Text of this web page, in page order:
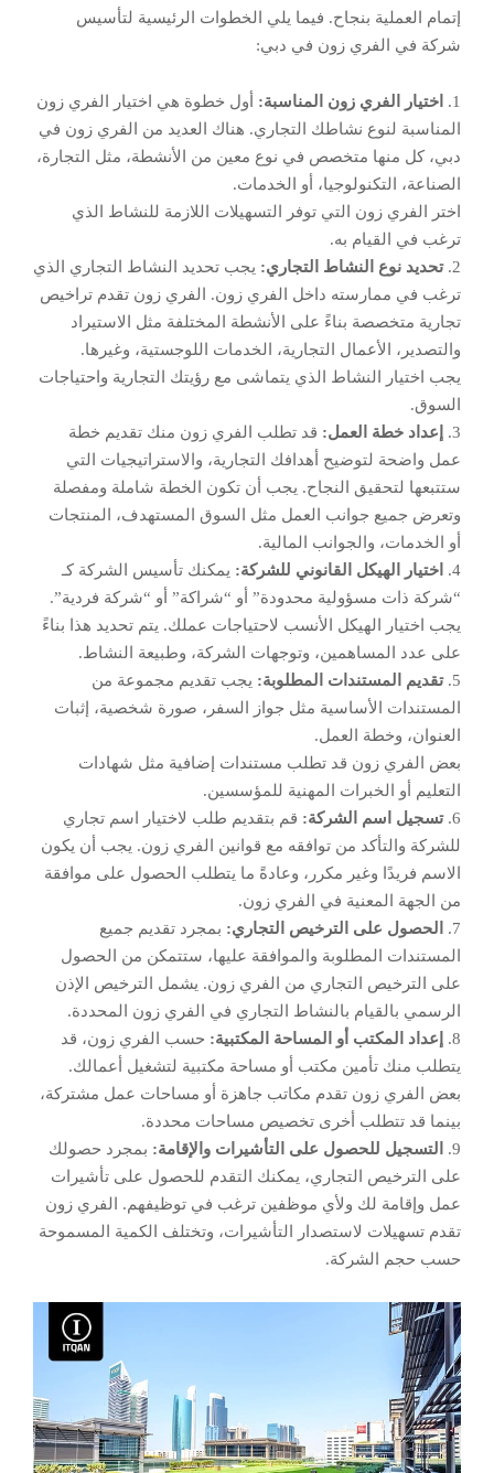
إتمام العملية بنجاح. فيما يلي الخطوات الرئيسية لتأسيس
شركة في الفري زون في دبي:
1. اختيار الفري زون المناسبة: أول خطوة هي اختيار الفري زون
المناسبة لنوع نشاطك التجاري. هناك العديد من الفري زون في
دبي، كل منها متخصص في نوع معين من الأنشطة، مثل التجارة،
الصناعة، التكنولوجيا، أو الخدمات.
اختر الفري زون التي توفر التسهيلات اللازمة للنشاط الذي
ترغب في القيام به.
2. تحديد نوع النشاط التجاري: يجب تحديد النشاط التجاري الذي
ترغب في ممارسته داخل الفري زون. الفري زون تقدم تراخيص
تجارية متخصصة بناءً على الأنشطة المختلفة مثل الاستيراد
والتصدير، الأعمال التجارية، الخدمات اللوجستية، وغيرها.
يجب اختيار النشاط الذي يتماشى مع رؤيتك التجارية واحتياجات
السوق.
3.
إعداد خطة العمل: قد تطلب الفري زون منك تقديم خطة
عمل واضحة لتوضيح أهدافك التجارية، والاستراتيجيات التي
ستتبعها لتحقيق النجاح. يجب أن تكون الخطة شاملة ومفصلة
وتعرض جميع جوانب العمل مثل السوق المستهدف، المنتجات
أو الخدمات، والجوانب المالية.
4.
اختيار الهيكل القانوني للشركة: يمكنك تأسيس الشركة كـ
“شركة ذات مسؤولية محدودة” أو “شراكة” أو “شركة فردية”.
يجب اختيار الهيكل الأنسب لاحتياجات عملك. يتم تحديد هذا بناءً
على عدد المساهمين، وتوجهات الشركة، وطبيعة النشاط.
5. تقديم المستندات المطلوبة: يجب تقديم مجموعة من
المستندات الأساسية مثل جواز السفر، صورة شخصية، إثبات
العنوان، وخطة العمل.
بعض الفري زون قد تطلب مستندات إضافية مثل شهادات
التعليم أو الخبرات المهنية للمؤسسين.
6. تسجيل اسم الشركة: قم بتقديم طلب لاختيار اسم تجاري
للشركة والتأكد من توافقه مع قوانين الفري زون. يجب أن يكون
الاسم فريدًا وغير مكرر، وعادةً ما يتطلب الحصول على موافقة
من الجهة المعنية في الفري زون.
7.
الحصول على الترخيص التجاري: بمجرد تقديم جميع
المستندات المطلوبة والموافقة عليها، ستتمكن من الحصول
على الترخيص التجاري من الفري زون. يشمل الترخيص الإذن
الرسمي بالقيام بالنشاط التجاري في الفري زون المحددة.
8.
إعداد المكتب أو المساحة المكتبية: حسب الفري زون، قد
يتطلب منك تأمين مكتب أو مساحة مكتبية لتشغيل أعمالك.
بعض الفري زون تقدم مكاتب جاهزة أو مساحات عمل مشتركة،
بينما قد تتطلب أخرى تخصيص مساحات محددة.
9.
التسجيل للحصول على التأشيرات والإقامة: بمجرد حصولك
على الترخيص التجاري، يمكنك التقدم للحصول على تأشيرات
عمل وإقامة لك ولأي موظفين ترغب في توظيفهم. الفري زون
تقدم تسهيلات لاستصدار التأشيرات، وتختلف الكمية المسموحة
حسب حجم الشركة.